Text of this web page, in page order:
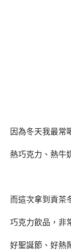
因為冬天我最常
熱巧克力、熱牛
而這次拿到貢茶
巧克力飲品，非
好聖誕節、好熱